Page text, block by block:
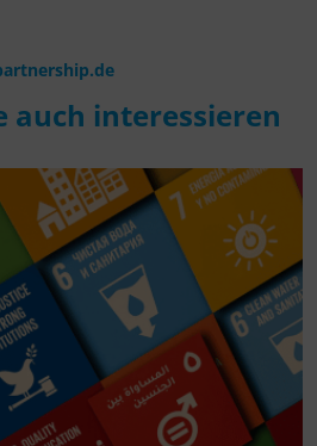
auch interessieren